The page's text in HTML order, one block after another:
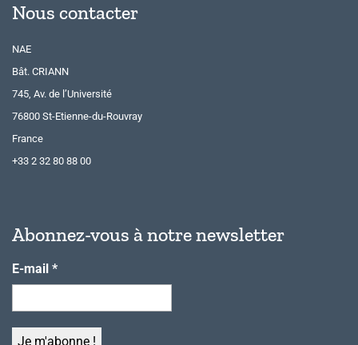
Nous contacter
NAE
Bât. CRIANN
745, Av. de l’Université
76800 St-Etienne-du-Rouvray
France
+33 2 32 80 88 00
Abonnez-vous à notre newsletter
E-mail *